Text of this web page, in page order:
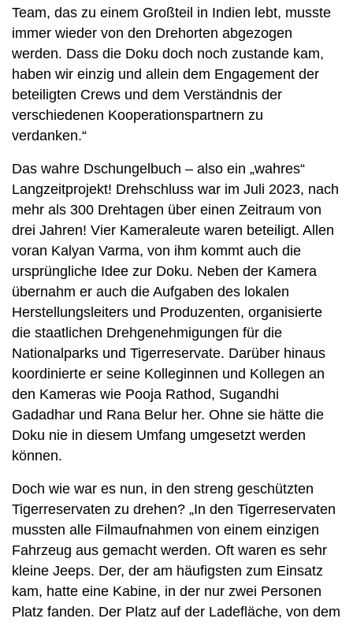
Team, das zu einem Großteil in Indien lebt, musste
immer wieder von den Drehorten abgezogen
werden. Dass die Doku doch noch zustande kam,
haben wir einzig und allein dem Engagement der
beteiligten Crews und dem Verständnis der
verschiedenen Kooperationspartnern zu
verdanken.“
Das wahre Dschungelbuch – also ein „wahres“
Langzeitprojekt! Drehschluss war im Juli 2023, nach
mehr als 300 Drehtagen über einen Zeitraum von
drei Jahren! Vier Kameraleute waren beteiligt. Allen
voran Kalyan Varma, von ihm kommt auch die
ursprüngliche Idee zur Doku. Neben der Kamera
übernahm er auch die Aufgaben des lokalen
Herstellungsleiters und Produzenten, organisierte
die staatlichen Drehgenehmigungen für die
Nationalparks und Tigerreservate. Darüber hinaus
koordinierte er seine Kolleginnen und Kollegen an
den Kameras wie Pooja Rathod, Sugandhi
Gadadhar und Rana Belur her. Ohne sie hätte die
Doku nie in diesem Umfang umgesetzt werden
können.
Doch wie war es nun, in den streng geschützten
Tigerreservaten zu drehen? „In den Tigerreservaten
mussten alle Filmaufnahmen von einem einzigen
Fahrzeug aus gemacht werden. Oft waren es sehr
kleine Jeeps. Der, der am häufigsten zum Einsatz
kam, hatte eine Kabine, in der nur zwei Personen
Platz fanden. Der Platz auf der Ladefläche, von dem